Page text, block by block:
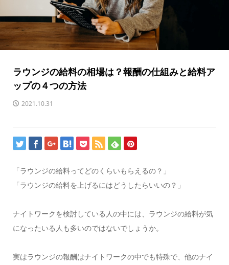
ラウンジの給料の相場は？報酬の仕組みと給料ア
ップの４つの方法
2021.10.31
「ラウンジの給料ってどのくらいもらえるの？」
「ラウンジの給料を上げるにはどうしたらいいの？」
ナイトワークを検討している人の中には、ラウンジの給料が気
になったいる人も多いのではないでしょうか。
実はラウンジの報酬はナイトワークの中でも特殊で、他のナイ